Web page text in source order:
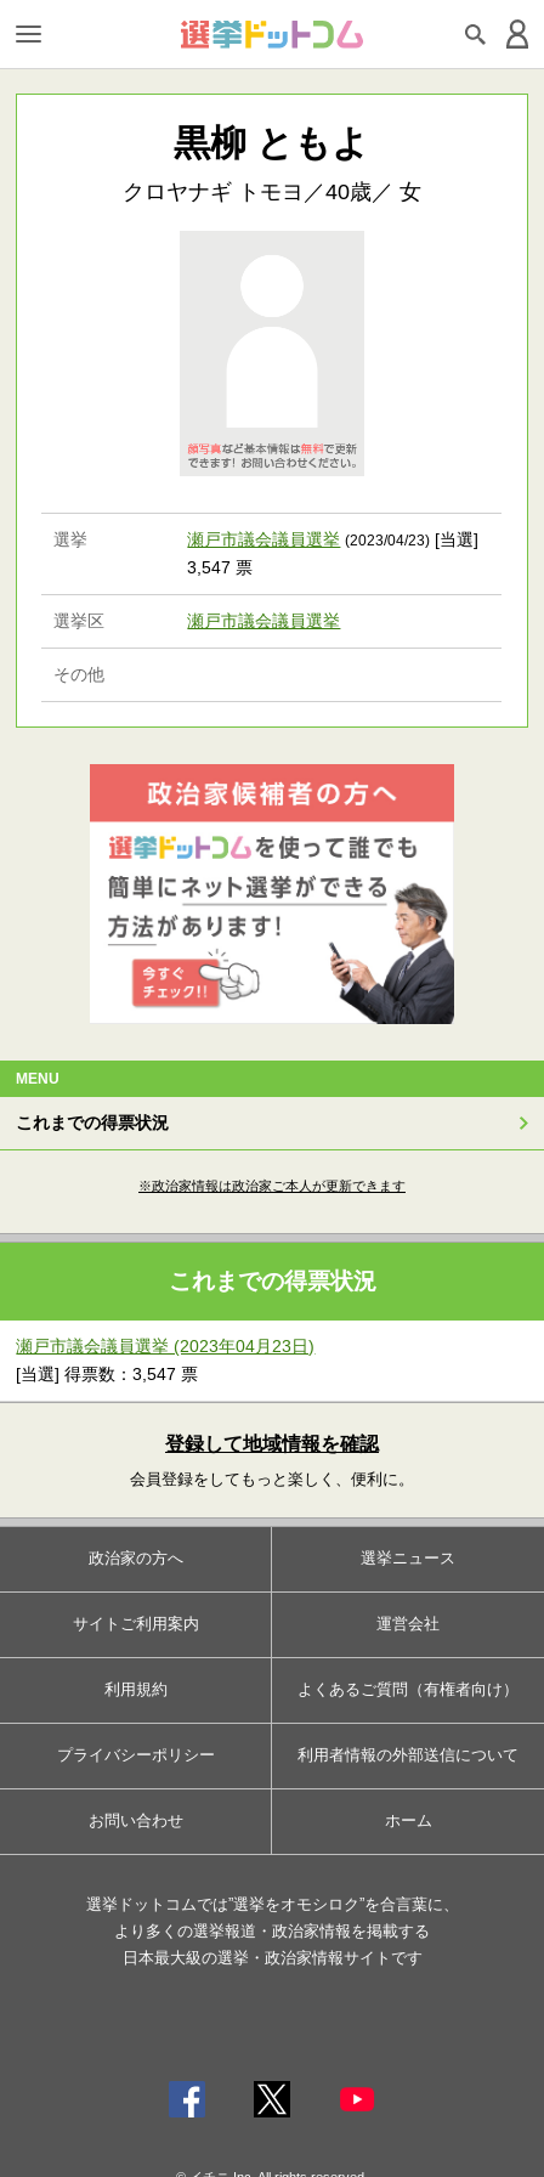
黒柳 ともよ
クロヤナギ トモヨ／40歳／ 女
選挙 瀬戸市議会議員選挙 (2023/04/23) [当選]
3,547 票
選挙区 瀬戸市議会議員選挙
その他
MENU
これまでの得票状況
※政治家情報は政治家ご本人が更新できます
これまでの得票状況
瀬戸市議会議員選挙 (2023年04月23日)
[当選] 得票数：3,547 票
登録して地域情報を確認
会員登録をしてもっと楽しく、便利に。
政治家の方へ 選挙ニュース
サイトご利用案内 運営会社
利用規約 よくあるご質問（有権者向け）
プライバシーポリシー 利用者情報の外部送信について
お問い合わせ ホーム
選挙ドットコムでは”選挙をオモシロク”を合言葉に、
より多くの選挙報道・政治家情報を掲載する
日本最大級の選挙・政治家情報サイトです